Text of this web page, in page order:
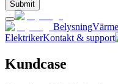
Submit
Belysning
ElektrikerKontakt & support
Kundcase